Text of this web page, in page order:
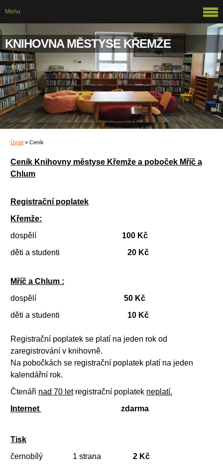
KNIHOVNA MĚSTYSE KŘEMŽE
Úvod » Ceník
Ceník Knihovny městyse Křemže a poboček Mříč a
Chlum
Registrační poplatek
Křemže:
dospělí 100 Kč
děti a studenti 20 Kč
Mříč a Chlum :
dospělí 50 Kč
děti a studenti 10 Kč
Registrační poplatek se platí na jeden rok od
zaregistrování v knihovně.
Na pobočkách se registrační poplatek platí na jeden
kalendářní rok.
Čtenáři nad 70 letregistrační poplatek neplatí.
Internet
zdarma
Tisk
černobílý 1 strana 2 Kč
Menu